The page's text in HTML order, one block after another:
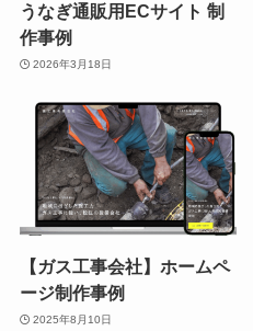
うなぎ通販用ECサイト 制
作事例
2026年3月18日
【ガス工事会社】ホームペ
ージ制作事例
2025年8月10日